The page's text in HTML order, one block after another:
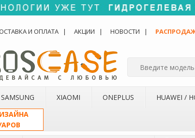
И ОПЛАТА АКЦИИ НОВОСТИ
SAMSUNG XIAOMI ONEPLUS HUAWEI /